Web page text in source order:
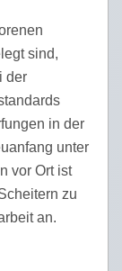
sind,
der
in der
unter
vor Ort ist
zu
an.